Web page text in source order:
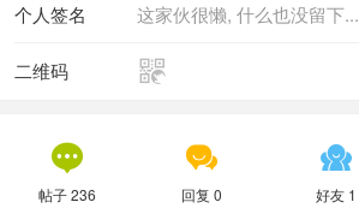
这家伙很懒, 什么也没留下...
个人签名

二维码

帖子 236

回复 0

好友 1